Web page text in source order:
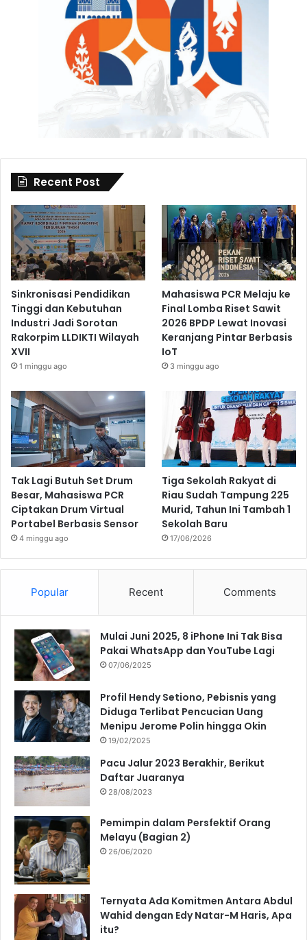
Recent Post
Sinkronisasi Pendidikan
Tinggi dan Kebutuhan
Industri Jadi Sorotan
Rakorpim LLDIKTI Wilayah
XVII
1 minggu ago
Mahasiswa PCR Melaju ke
Final Lomba Riset Sawit
2026 BPDP Lewat Inovasi
Keranjang Pintar Berbasis
IoT
3 minggu ago
Tak Lagi Butuh Set Drum
Besar, Mahasiswa PCR
Ciptakan Drum Virtual
Portabel Berbasis Sensor
4 minggu ago
Tiga Sekolah Rakyat di
Riau Sudah Tampung 225
Murid, Tahun Ini Tambah 1
Sekolah Baru
17/06/2026
Popular Recent Comments
Mulai Juni 2025, 8 iPhone Ini Tak Bisa
Pakai WhatsApp dan YouTube Lagi
07/06/2025
Profil Hendy Setiono, Pebisnis yang
Diduga Terlibat Pencucian Uang
Menipu Jerome Polin hingga Okin
19/02/2025
Pacu Jalur 2023 Berakhir, Berikut
Daftar Juaranya
28/08/2023
Pemimpin dalam Persfektif Orang
Melayu (Bagian 2)
26/06/2020
Ternyata Ada Komitmen Antara Abdul
Wahid dengan Edy Natar-M Haris, Apa
itu?